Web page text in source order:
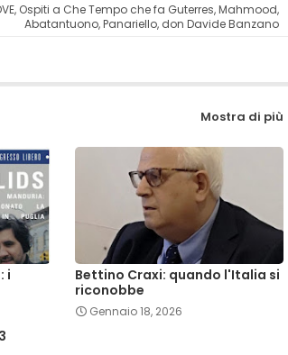
Ospiti a Che Tempo che fa Guterres, Mahmood,
Abatantuono, Panariello, don Davide Banzano
Mostra di più
i
Bettino Craxi: quando l'Italia si
riconobbe
Gennaio 18, 2026